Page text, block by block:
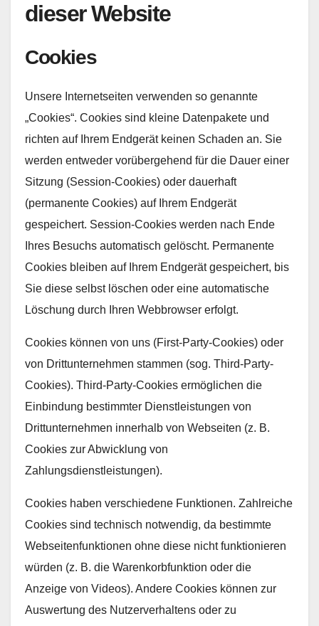
dieser Website
Cookies
Unsere Internetseiten verwenden so genannte
„Cookies“. Cookies sind kleine Datenpakete und
richten auf Ihrem Endgerät keinen Schaden an. Sie
werden entweder vorübergehend für die Dauer einer
Sitzung (Session-Cookies) oder dauerhaft
(permanente Cookies) auf Ihrem Endgerät
gespeichert. Session-Cookies werden nach Ende
Ihres Besuchs automatisch gelöscht. Permanente
Cookies bleiben auf Ihrem Endgerät gespeichert, bis
Sie diese selbst löschen oder eine automatische
Löschung durch Ihren Webbrowser erfolgt.
Cookies können von uns (First-Party-Cookies) oder
von Drittunternehmen stammen (sog. Third-Party-
Cookies). Third-Party-Cookies ermöglichen die
Einbindung bestimmter Dienstleistungen von
Drittunternehmen innerhalb von Webseiten (z. B.
Cookies zur Abwicklung von
Zahlungsdienstleistungen).
Cookies haben verschiedene Funktionen. Zahlreiche
Cookies sind technisch notwendig, da bestimmte
Webseitenfunktionen ohne diese nicht funktionieren
würden (z. B. die Warenkorbfunktion oder die
Anzeige von Videos). Andere Cookies können zur
Auswertung des Nutzerverhaltens oder zu